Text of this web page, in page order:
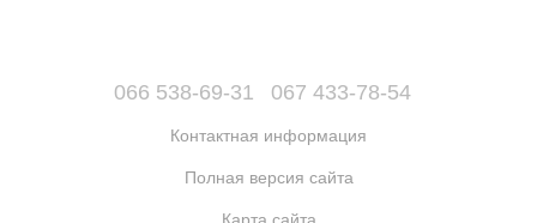
066 538-69-31 067 433-78-54
Контактная информация
Полная версия сайта